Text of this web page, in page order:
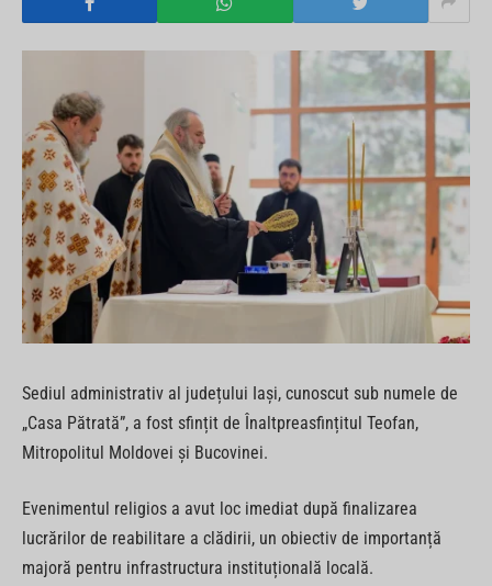
Sediul administrativ al județului Iași, cunoscut sub numele de
„Casa Pătrată”, a fost sfințit de Înaltpreasfințitul Teofan,
Mitropolitul Moldovei și Bucovinei.
Evenimentul religios a avut loc imediat după finalizarea
lucrărilor de reabilitare a clădirii, un obiectiv de importanță
majoră pentru infrastructura instituțională locală.